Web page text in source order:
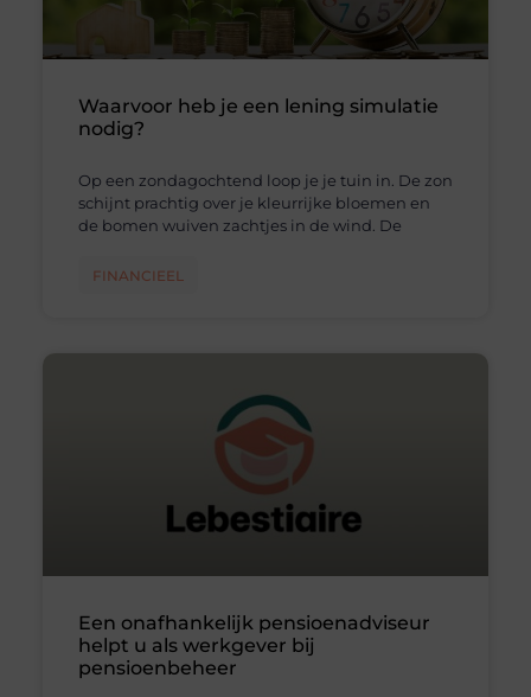
Waarvoor heb je een lening simulatie
nodig?
Op een zondagochtend loop je je tuin in. De zon
schijnt prachtig over je kleurrijke bloemen en
de bomen wuiven zachtjes in de wind. De
FINANCIEEL
Een onafhankelijk pensioenadviseur
helpt u als werkgever bij
pensioenbeheer